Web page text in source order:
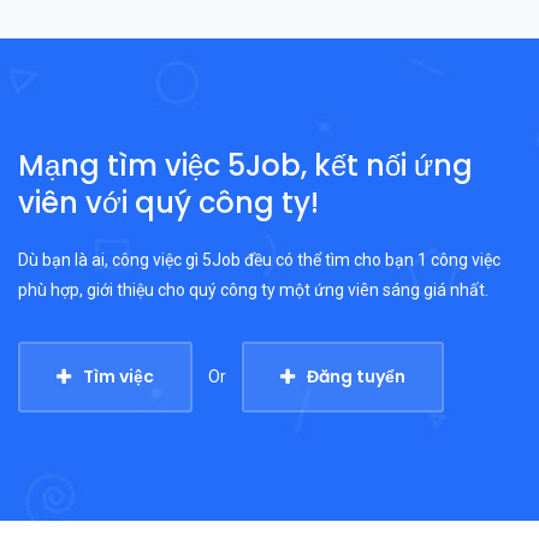
Mạng tìm việc 5Job, kết nối ứng
viên với quý công ty!
Dù bạn là ai, công việc gì 5Job đều có thể tìm cho bạn 1 công việc
phù hợp, giới thiệu cho quý công ty một ứng viên sáng giá nhất.
Tìm việc Or Đăng tuyển